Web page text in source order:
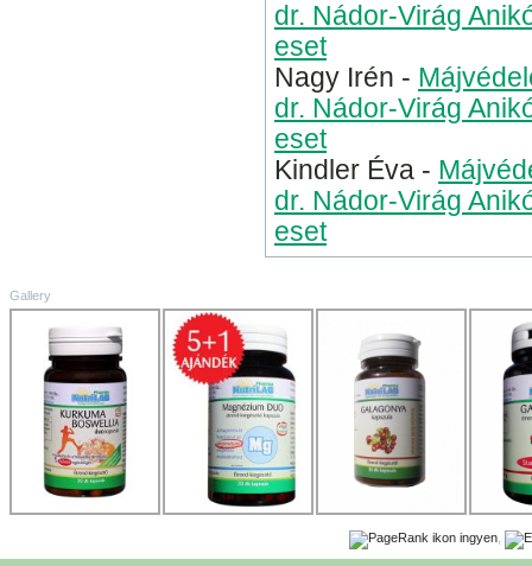
dr. Nádor-Virág
eset
Nagy Irén -
dr. Nádor-Virág
eset
Kindler Éva -
dr. Nádor-Virág
eset
Gallery
,